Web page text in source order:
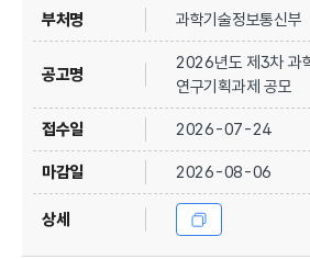
과학기술정보통신부
2026년도 제3차 과
연구기획과제 공모
2026-07-24
2026-08-06